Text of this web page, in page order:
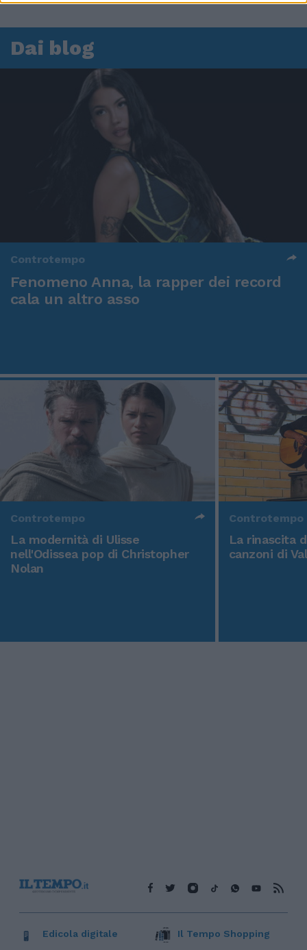
Dai blog
Controtempo
Fenomeno Anna, la rapper dei record
cala un altro asso
Controtempo
La modernità di Ulisse
nell'Odissea pop di Christopher
Nolan
Controtempo
La rinascita
canzoni di
Edicola digitale Il Tempo Shopping